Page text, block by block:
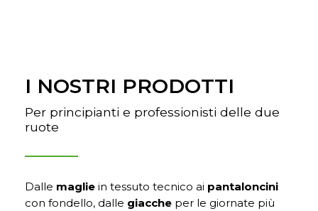
I NOSTRI PRODOTTI
Per principianti e professionisti delle due
ruote
Dalle magliein tessuto tecnico ai pantaloncini
con fondello, dalle giaccheper le giornate più